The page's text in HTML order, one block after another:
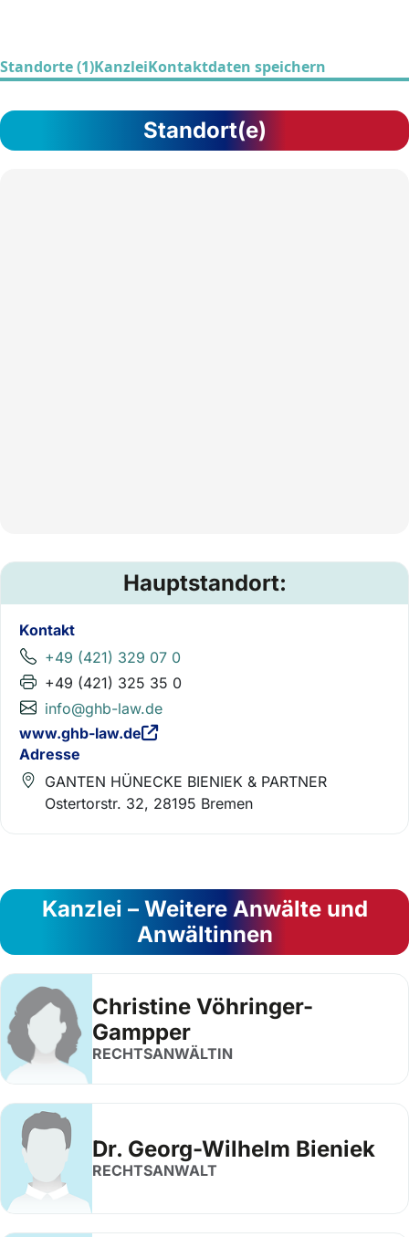
Standorte (1)KanzleiKontaktdaten speichern
Standort(e)
Hauptstandort:
Kontakt
+49 (421) 329 07 0
+49 (421) 325 35 0
info@ghb-law.de
www.ghb-law.de
Adresse
GANTEN HÜNECKE BIENIEK & PARTNER
Ostertorstr. 32, 28195 Bremen
Kanzlei – Weitere Anwälte und
Anwältinnen
Christine Vöhringer-
Gampper
RECHTSANWÄLTIN
Dr. Georg-Wilhelm Bieniek
RECHTSANWALT